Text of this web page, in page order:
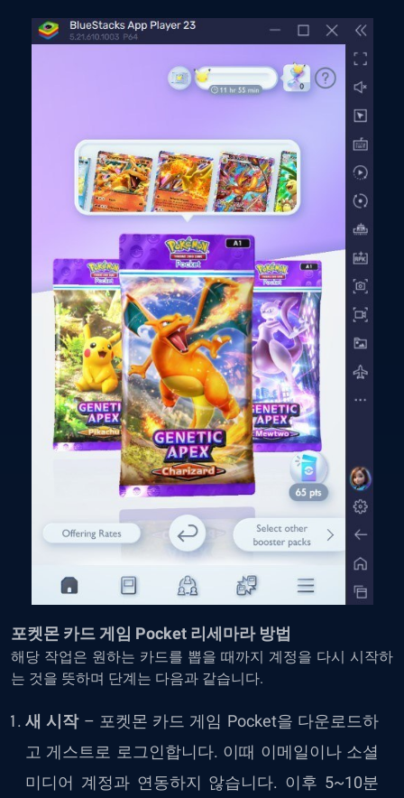
포켓몬 카드 게임 Pocket 리세마라 방법
해당 작업은 원하는 카드를 뽑을 때까지 계정을 다시 시작하
는 것을 뜻하며 단계는 다음과 같습니다.
새 시작– 포켓몬 카드 게임 Pocket을 다운로드하
고 게스트로 로그인합니다. 이때 이메일이나 소셜
미디어 계정과 연동하지 않습니다. 이후 5~10분